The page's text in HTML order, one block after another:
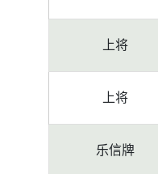
上将
上将
乐信牌